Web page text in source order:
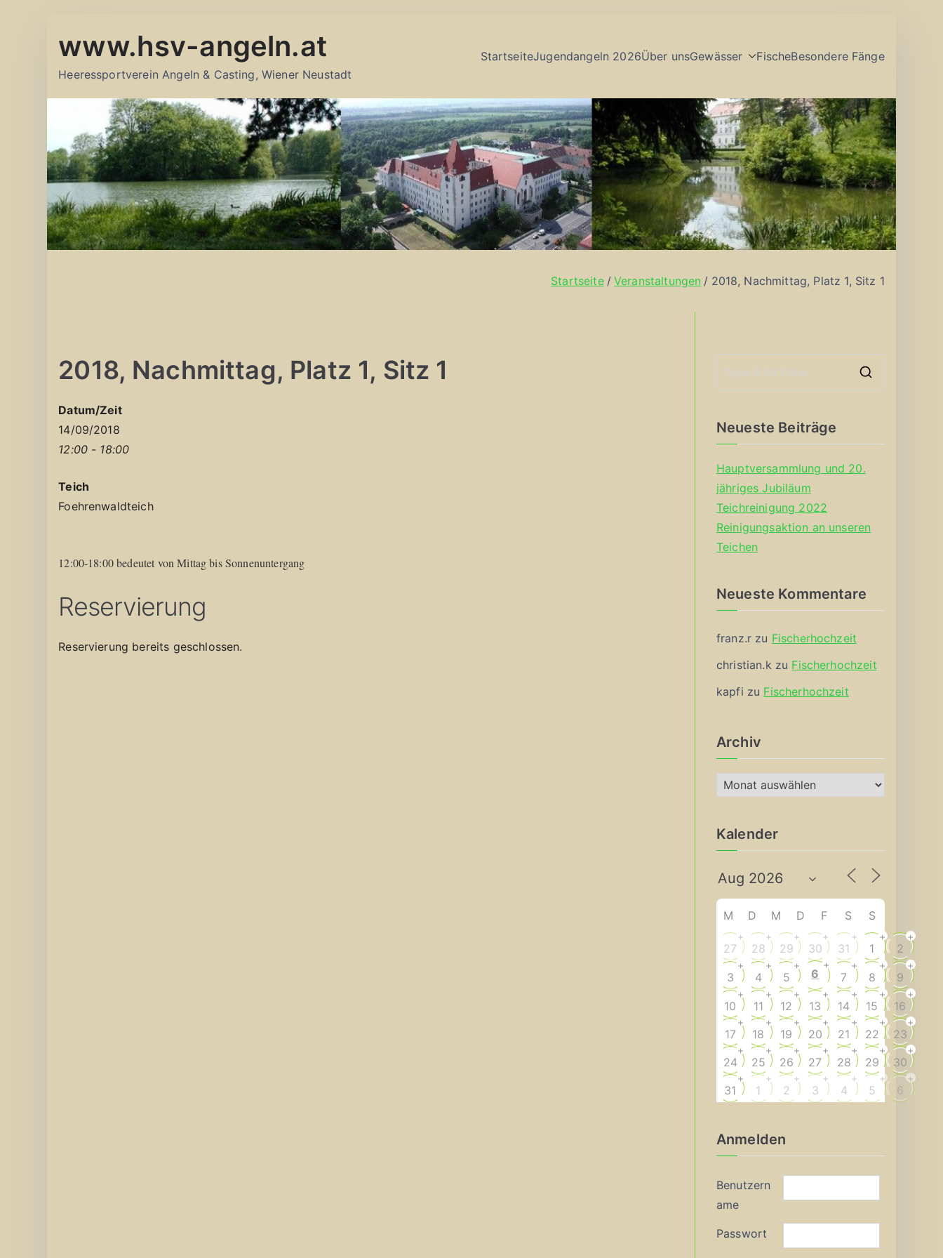
Inhalt
www.hsv-angeln.at
Heeressportverein Angeln & Casting, Wiener Neustadt
StartseiteJugendangeln 2026Über unsGewässer FischeBesondere Fänge
Startseite Veranstaltungen 2018, Nachmittag, Platz 1, Sitz 1
2018, Nachmittag, Platz 1, Sitz 1
Datum/Zeit
14/09/2018
12:00 - 18:00
Teich
Foehrenwaldteich
12:00-18:00 bedeutet von Mittag bis Sonnenuntergang
Reservierung
Reservierung bereits geschlossen.
Neueste Beiträge
Hauptversammlung und 20.
jähriges Jubiläum
Teichreinigung 2022
Reinigungsaktion an unseren
Teichen
Neueste Kommentare
franz.r zu Fischerhochzeit
christian.k zu Fischerhochzeit
kapfi zu Fischerhochzeit
Archiv
r
h
v
Kalender
M D M D F S S
27
+
28
+
29
+
30
+
31
+
1
+
2
+
3
+
4
+
5
+
6
+
7
+
8
+
9
+
10
+
11
+
12
+
13
+
14
+
15
+
16
+
17
+
18
+
19
+
20
+
21
+
22
+
23
+
24
+
25
+
26
+
27
+
28
+
29
+
30
+
31
+
1
+
2
+
3
+
4
+
5
+
6
+
Anmelden
Benutzern
ame
Passwort